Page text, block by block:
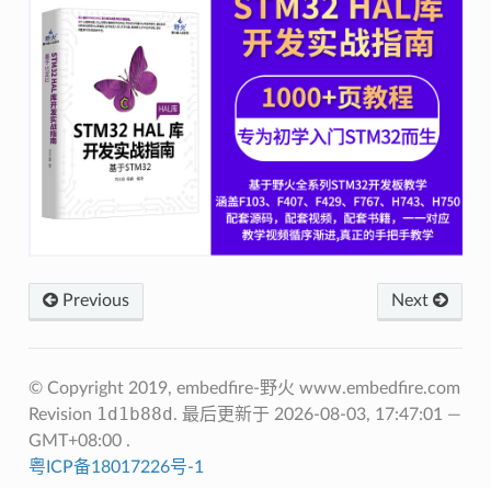
Next
Previous
© Copyright 2019, embedfire-野火 www.embedfire.com
Revision 1d1b88d. 最后更新于 2026-08-03, 17:47:01 —
GMT+08:00 .
粤ICP备18017226号-1